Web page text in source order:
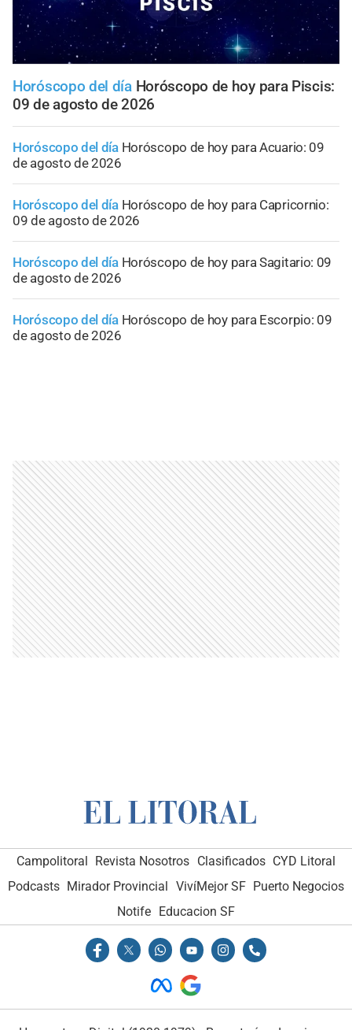
Horóscopo del día Horóscopo de hoy para Piscis:
09 de agosto de 2026
Horóscopo del día Horóscopo de hoy para Acuario: 09
de agosto de 2026
Horóscopo del día Horóscopo de hoy para Capricornio:
09 de agosto de 2026
Horóscopo del día Horóscopo de hoy para Sagitario: 09
de agosto de 2026
Horóscopo del día Horóscopo de hoy para Escorpio: 09
de agosto de 2026
Campolitoral Revista Nosotros Clasificados CYD Litoral
Podcasts Mirador Provincial VivíMejor SF Puerto Negocios
Notife
Educacion SF